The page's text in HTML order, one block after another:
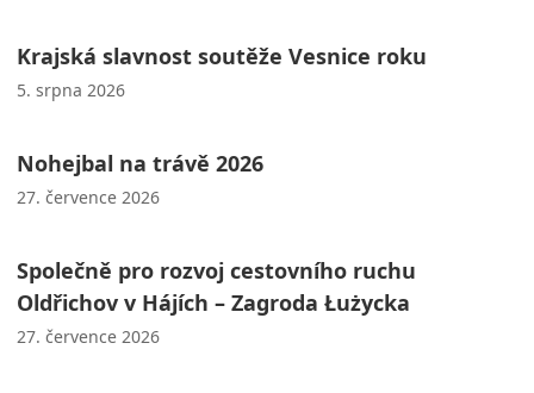
Krajská slavnost soutěže Vesnice roku
5. srpna 2026
Nohejbal na trávě 2026
27. července 2026
Společně pro rozvoj cestovního ruchu
Oldřichov v Hájích – Zagroda Łużycka
27. července 2026